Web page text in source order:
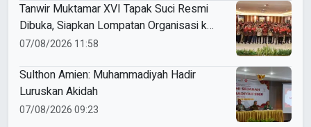
Tanwir Muktamar XVI Tapak Suci Resmi
Dibuka, Siapkan Lompatan Organisasi ke
Pentas Dunia
07/08/2026 11:58
Sulthon Amien: Muhammadiyah Hadir
Luruskan Akidah
07/08/2026 09:23